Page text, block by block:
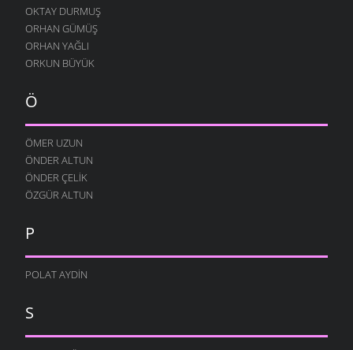
OKTAY DURMUŞ
ORHAN GÜMÜŞ
ORHAN YAĞLI
ORKUN BÜYÜK
Ö
ÖMER UZUN
ÖNDER ALTUN
ÖNDER ÇELIK
ÖZGÜR ALTUN
P
POLAT AYDIN
S